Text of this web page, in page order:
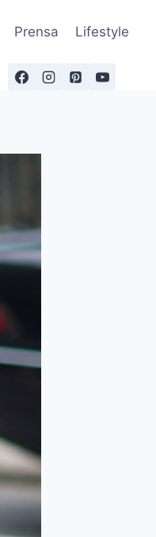
Prensa Lifestyle